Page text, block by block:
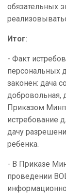
обязательных
Итог:
- Факт
персональных
законен: дача
добровольная,
Приказом
истребование
дачу
ребенка.
- В Приказе
проведении